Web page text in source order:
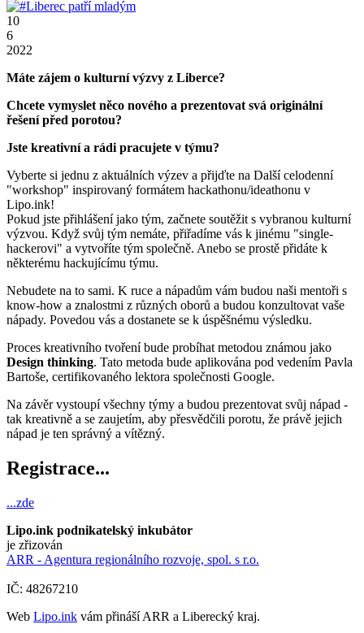
10
6
2022
Máte zájem o kulturní výzvy z Liberce?
Chcete vymyslet něco nového a prezentovat svá originální
řešení před porotou?
Jste kreativní a rádi pracujete v týmu?
Vyberte si jednu z aktuálních výzev a přijďte na Další celodenní
"workshop" inspirovaný formátem hackathonu/ideathonu v
Lipo.ink!
Pokud jste přihlášení jako tým, začnete soutěžit s vybranou kulturní
výzvou. Když svůj tým nemáte, přiřadíme vás k jinému "single-
hackerovi" a vytvoříte tým společně. Anebo se prostě přidáte k
některému hackujícímu týmu.
Nebudete na to sami. K ruce a nápadům vám budou naši mentoři s
know-how a znalostmi z různých oborů a budou konzultovat vaše
nápady. Povedou vás a dostanete se k úspěšnému výsledku.
Proces kreativního tvoření bude probíhat metodou známou jako
Design thinking. Tato metoda bude aplikována pod vedením Pavla
Bartoše, certifikovaného lektora společnosti Google.
Na závěr vystoupí všechny týmy a budou prezentovat svůj nápad -
tak kreativně a se zaujetím, aby přesvědčili porotu, že právě jejich
nápad je ten správný a vítězný.
Registrace...
...zde
Lipo.ink podnikatelský inkubátor
je zřizován
ARR - Agentura regionálního rozvoje, spol. s r.o.
IČ: 48267210
Web Lipo.ink vám přináší ARR a Liberecký kraj.